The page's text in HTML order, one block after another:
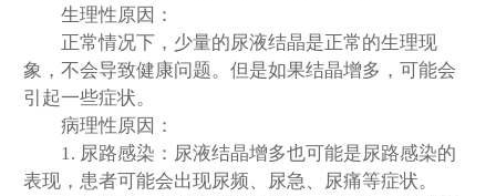
生理性原因：
正常情况下，少量的尿液结晶是正常的生理现
象，不会导致健康问题。但是如果结晶增多，可能会
引起一些症状。
病理性原因：
1. 尿路感染：尿液结晶增多也可能是尿路感染的
表现，患者可能会出现尿频、尿急、尿痛等症状。